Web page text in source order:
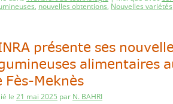
, nouvelles obtentions, Nouvelles variétés
présente ses
alimentaires
Fès-Meknès
le 21 mai 2025 par N. BAHRI